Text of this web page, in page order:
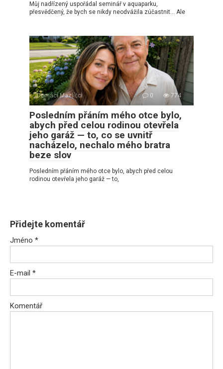
Můj nadřízený uspořádal seminář v aquaparku,
přesvědčený, že bych se nikdy neodvážila zúčastnit… Ale
Domácí Mazlíčci 0 774
Posledním přáním mého otce bylo,
abych před celou rodinou otevřela
jeho garáž — to, co se uvnitř
nacházelo, nechalo mého bratra
beze slov
Posledním přáním mého otce bylo, abych před celou
rodinou otevřela jeho garáž — to,
Přidejte komentář
Jméno *
E-mail *
Komentář